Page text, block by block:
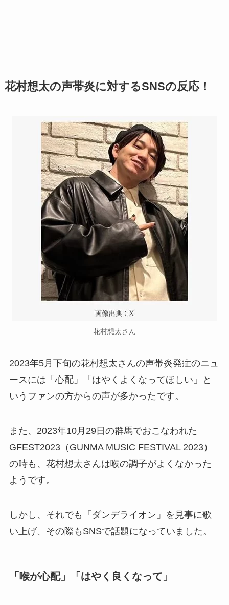
花村想太の声帯炎に対するSNSの反応！
花村想太さん
2023年5月下旬の花村想太さんの声帯炎発症のニュ
ースには「心配」「はやくよくなってほしい」と
いうファンの方からの声が多かったです。
また、2023年10月29日の群馬でおこなわれた
GFEST2023（GUNMA MUSIC FESTIVAL 2023）
の時も、花村想太さんは喉の調子がよくなかった
ようです。
しかし、それでも「ダンデライオン」を見事に歌
い上げ、その際もSNSで話題になっていました。
「喉が心配」「はやく良くなって」